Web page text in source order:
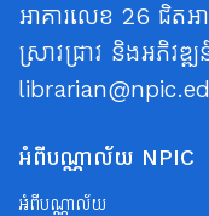
អាគារលេខ 26 ជិតអ
ស្រាវជ្រាវ និងអភិវឌ្ឍ
អំពីបណ្ណាល័យ NPIC
អំពីបណ្ណាល័យ